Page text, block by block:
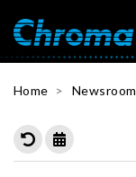
Home Newsroom